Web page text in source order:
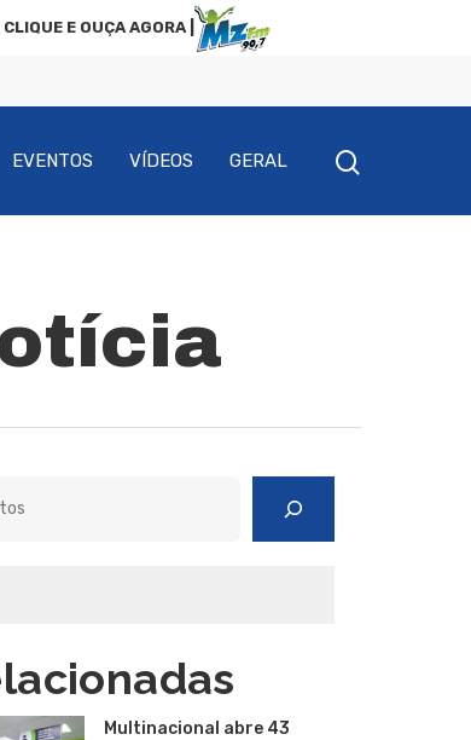
CLIQUE E OUÇA AGORA |
EVENTOS VÍDEOS GERAL
Multinacional abre 43